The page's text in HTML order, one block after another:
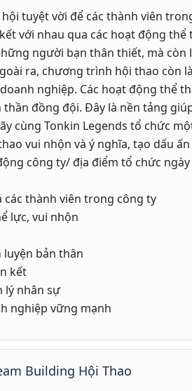
tuyệt vời để các thành viên
với nhau qua các hoạt động
người bạn thân thiết, mà còn
ra, chương trình hội thao còn
nghiệp. Các hoạt động thể
thần đồng đội. Đây là nền tảng
cùng Tonkin Legends tổ chức
vui nhộn và ý nghĩa, tạo dấu
công ty/ địa điểm tổ chức
các thành viên trong công ty
lực, vui nhộn
luyện bản thân
kết
lý nhân sự
nghiệp vững mạnh
Building Hội Thao